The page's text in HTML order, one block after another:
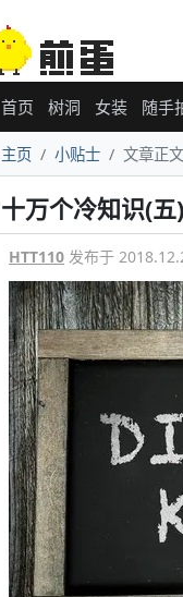
首页 树洞 女装 随手
主页 小贴士 文章正文
十万个冷知识(五)
HTT110 发布于